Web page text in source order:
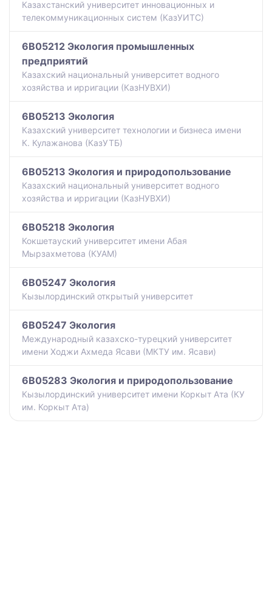
Казахстанский университет инновационных и
телекоммуникационных систем (КазУИТС)
6B05212 Экология промышленных
предприятий
Казахский национальный университет водного
хозяйства и ирригации (КазНУВХИ)
6B05213 Экология
Казахский университет технологии и бизнеса имени
К. Кулажанова (КазУТБ)
6B05213 Экология и природопользование
Казахский национальный университет водного
хозяйства и ирригации (КазНУВХИ)
6B05218 Экология
Кокшетауский университет имени Абая
Мырзахметова (КУАМ)
6B05247 Экология
Кызылординский открытый университет
6B05247 Экология
Международный казахско-турецкий университет
имени Ходжи Ахмеда Ясави (МКТУ им. Ясави)
6B05283 Экология и природопользование
Кызылординский университет имени Коркыт Ата (КУ
им. Коркыт Ата)